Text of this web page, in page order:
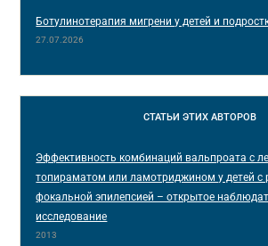
Ботулинотерапия мигрени у детей и
27.07.2026
СТАТЬИ ЭТИХ АВТОРОВ
Эффективность комбинаций вальпроата с
топираматом или ламотриджином у детей с
фокальной эпилепсией – открытое
исследование
2013